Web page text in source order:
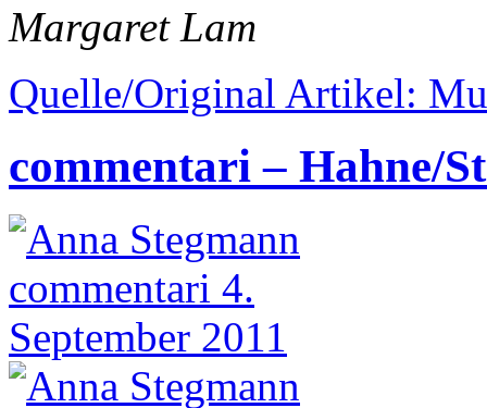
Margaret Lam
Quelle/Original Artikel:
commentari – Hahne/